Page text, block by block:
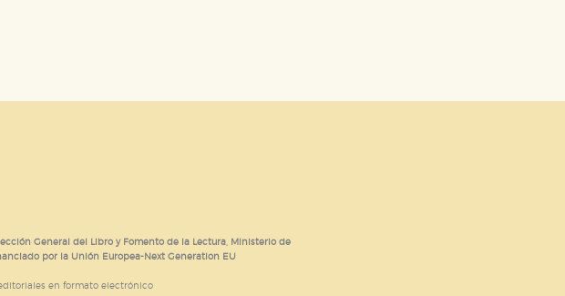
General del Libro y Fomento de la Lectura, Ministerio de
por la Unión Europea-Next Generation EU
en formato electrónico